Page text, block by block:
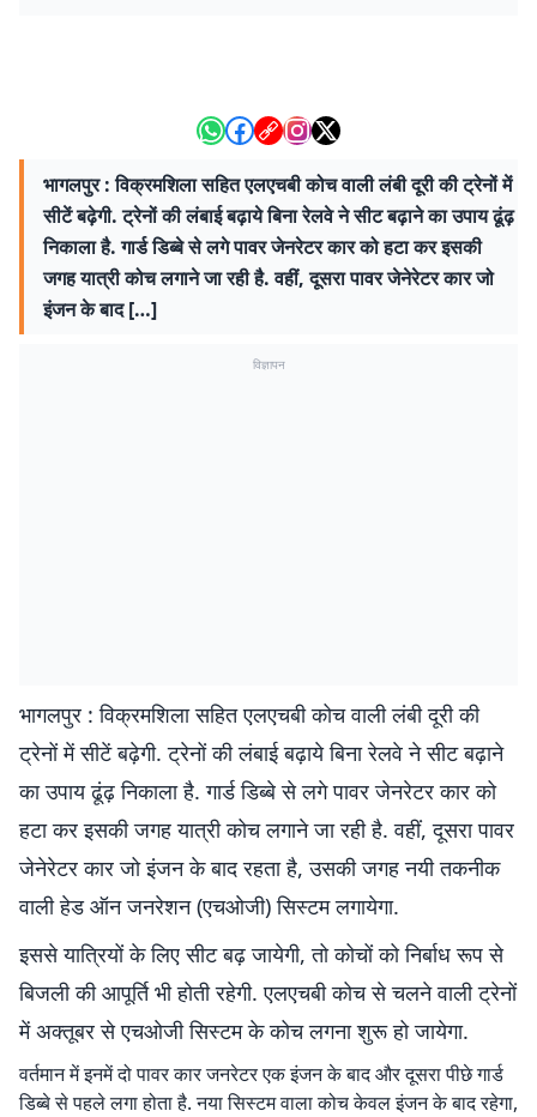
भागलपुर : विक्रमशिला सहित एलएचबी कोच वाली लंबी दूरी की ट्रेनों में
सीटें बढ़ेगी. ट्रेनों की लंबाई बढ़ाये बिना रेलवे ने सीट बढ़ाने का उपाय ढूंढ़
निकाला है. गार्ड डिब्बे से लगे पावर जेनरेटर कार को हटा कर इसकी
जगह यात्री कोच लगाने जा रही है. वहीं, दूसरा पावर जेनेरेटर कार जो
इंजन के बाद […]
विज्ञापन
भागलपुर : विक्रमशिला सहित एलएचबी कोच वाली लंबी दूरी की
ट्रेनों में सीटें बढ़ेगी. ट्रेनों की लंबाई बढ़ाये बिना रेलवे ने सीट बढ़ाने
का उपाय ढूंढ़ निकाला है. गार्ड डिब्बे से लगे पावर जेनरेटर कार को
हटा कर इसकी जगह यात्री कोच लगाने जा रही है. वहीं, दूसरा पावर
जेनेरेटर कार जो इंजन के बाद रहता है, उसकी जगह नयी तकनीक
वाली हेड ऑन जनरेशन (एचओजी) सिस्टम लगायेगा.
इससे यात्रियों के लिए सीट बढ़ जायेगी, तो कोचों को निर्बाध रूप से
बिजली की आपूर्ति भी होती रहेगी. एलएचबी कोच से चलने वाली ट्रेनों
में अक्तूबर से एचओजी सिस्टम के कोच लगना शुरू हो जायेगा.
वर्तमान में इनमें दो पावर कार जनरेटर एक इंजन के बाद और दूसरा पीछे गार्ड
डिब्बे से पहले लगा होता है. नया सिस्टम वाला कोच केवल इंजन के बाद रहेगा,